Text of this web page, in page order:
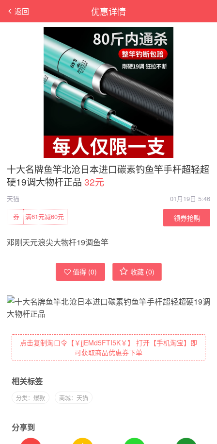
优惠详情
返回
十大名牌鱼竿北沧日本进口碳素钓鱼竿手杆超轻超
硬19调大物杆正品 32元
天猫
01月19日 5:46
满61元减60元
券 领券抢购
邓刚天元浪尖大物杆19调鱼竿
值得 (0) 收藏 (0)
点击复制淘口令【￥jjEMd5FTI5K￥】 打开【手机淘宝】即
可获取商品优惠券下单
相关标签
分类：爆款 商城：天猫
分享到